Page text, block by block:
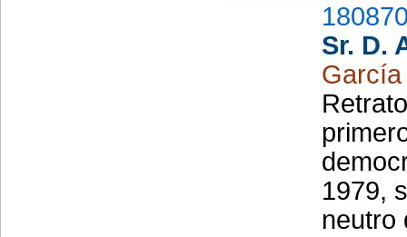
Sr. D.
1979,
neutro